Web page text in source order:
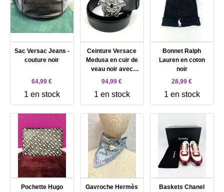
Sac Versac Jeans -
couture noir
64,99 €
1 en stock
Ceinture Versace
Medusa en cuir de
veau noir avec
boucle argenté
taille 95
94,99 €
1 en stock
Bonnet Ralph
Lauren en coton
noir
28,99 €
1 en stock
Pochette Hugo
Gavroche Hermès
Baskets Chanel